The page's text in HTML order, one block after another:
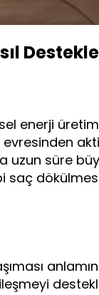
enerji
evresinden
uzun süre
saç